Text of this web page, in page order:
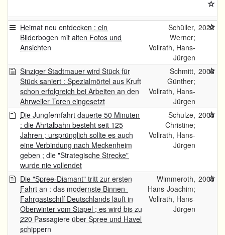
Heimat neu entdecken : ein
Bilderbogen mit alten Fotos und
Ansichten
Schüller,
Werner;
Vollrath, Hans-
Jürgen
2022
Sinziger Stadtmauer wird Stück für
Stück saniert : Spezialmörtel aus Kruft
schon erfolgreich bei Arbeiten an den
Ahrweiler Toren eingesetzt
Schmitt,
Günther;
Vollrath, Hans-
Jürgen
2008
Die Jungfernfahrt dauerte 50 Minuten
: die Ahrtalbahn besteht seit 125
Jahren ; ursprünglich sollte es auch
eine Verbindung nach Meckenheim
geben ; die "Strategische Strecke"
wurde nie vollendet
Schulze,
Christine;
Vollrath, Hans-
Jürgen
2005
Die "Spree-Diamant" tritt zur ersten
Fahrt an : das modernste Binnen-
Fahrgastschiff Deutschlands läuft in
Oberwinter vom Stapel ; es wird bis zu
220 Passagiere über Spree und Havel
schippern
Wimmeroth,
Hans-Joachim;
Vollrath, Hans-
Jürgen
2005